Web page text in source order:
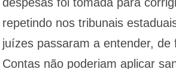
repetindo nos tribunais
juízes passaram a entender,
Contas não poderiam aplicar